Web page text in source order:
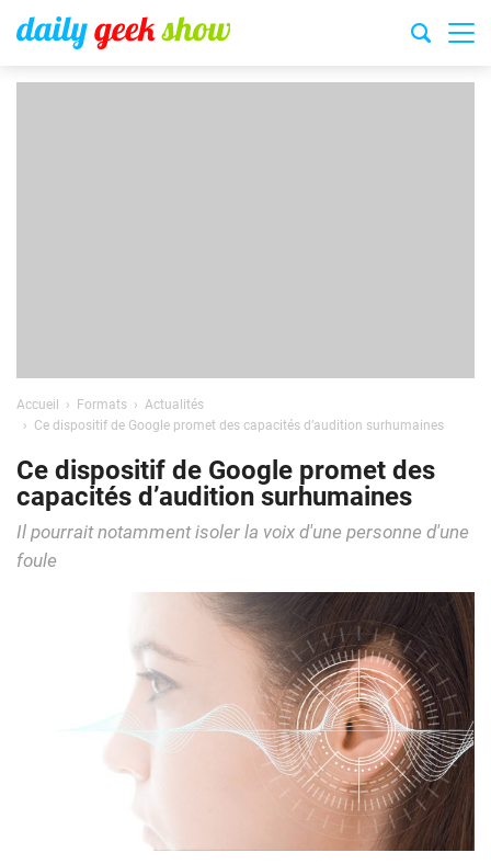
Accueil Formats
Actualités
Ce dispositif de Google promet des capacités d’audition surhumaines
Ce dispositif de Google promet des
capacités d’audition surhumaines
Il pourrait notamment isoler la voix d'une personne d'une
foule